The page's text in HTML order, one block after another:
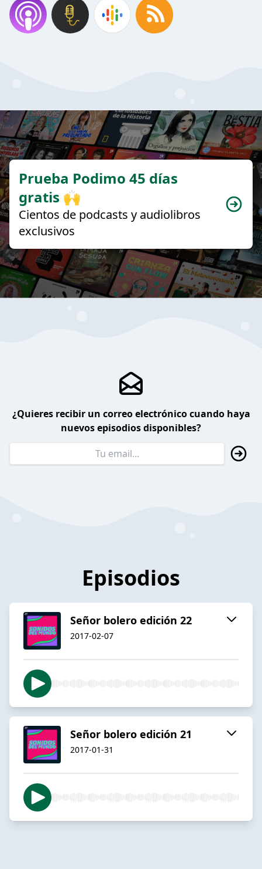
Prueba Podimo 45 días
gratis 🙌
Cientos de podcasts y audiolibros
exclusivos
¿Quieres recibir un correo electrónico cuando haya
nuevos episodios disponibles?
Episodios
Señor bolero edición 22
2017-02-07
Señor bolero edición 21
2017-01-31